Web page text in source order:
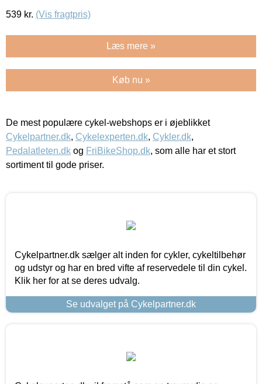
539 kr. (Vis fragtpris)
Læs mere »
Køb nu »
De mest populære cykel-webshops er i øjeblikket
Cykelpartner.dk, Cykelexperten.dk, Cykler.dk,
Pedalatleten.dk og FriBikeShop.dk, som alle har et stort
sortiment til gode priser.
Cykelpartner.dk sælger alt inden for cykler, cykeltilbehør
og udstyr og har en bred vifte af reservedele til din cykel.
Klik her for at se deres udvalg.
Se udvalget på Cykelpartner.dk